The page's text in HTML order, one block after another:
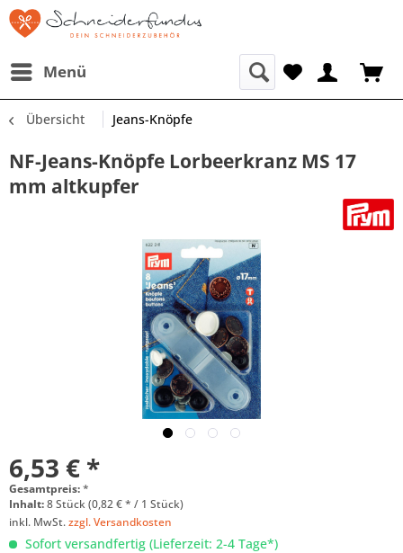
Menü
Übersicht Jeans-Knöpfe
NF-Jeans-Knöpfe Lorbeerkranz MS 17
mm altkupfer
6,53 € *
Gesamtpreis:*
Inhalt:8 Stück (0,82 € * / 1 Stück)
inkl. MwSt.zzgl. Versandkosten
Sofort versandfertig (Lieferzeit: 2-4 Tage*)